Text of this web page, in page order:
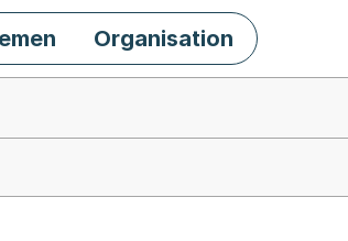
Organisation